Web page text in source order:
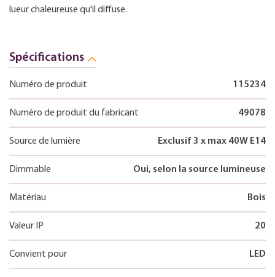
lueur chaleureuse qu'il diffuse.
Spécifications
Numéro de produit 115234
Numéro de produit du fabricant 49078
Source de lumière Exclusif 3 x max 40W E14
Dimmable Oui, selon la source lumineuse
Matériau Bois
Valeur IP 20
Convient pour LED